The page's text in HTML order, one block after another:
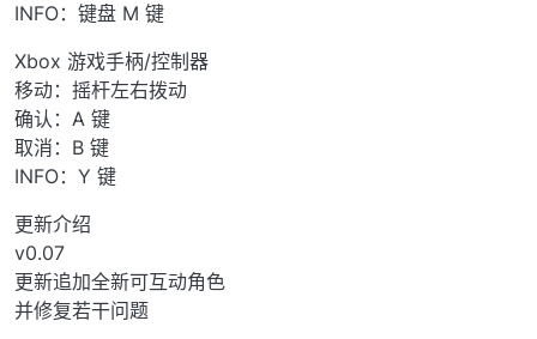
INFO：键盘 M 键
Xbox 游戏手柄/控制器
移动：摇杆左右拨动
确认：A 键
取消：B 键
INFO：Y 键
更新介绍
v0.07
更新追加全新可互动角色
并修复若干问题